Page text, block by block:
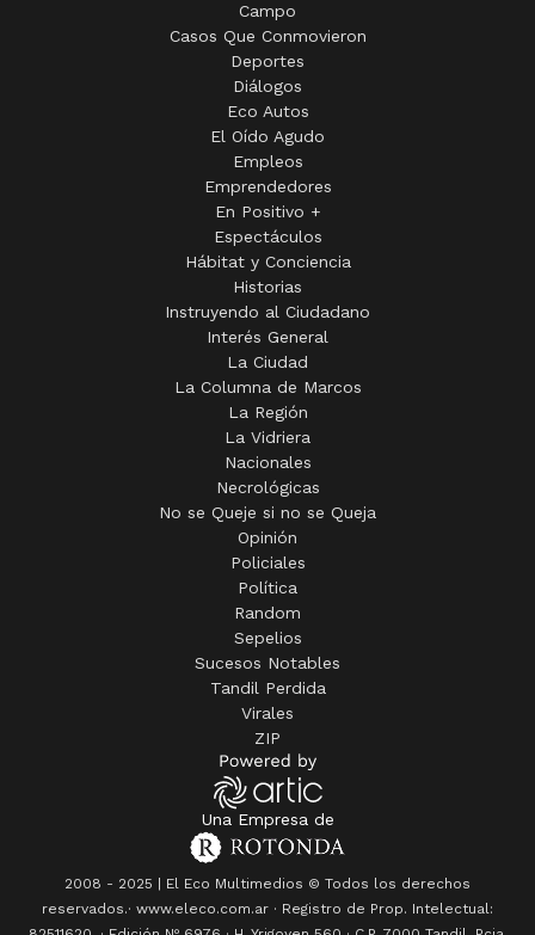
Campo
Casos Que Conmovieron
Deportes
Diálogos
Eco Autos
El Oído Agudo
Empleos
Emprendedores
En Positivo +
Espectáculos
Hábitat y Conciencia
Historias
Instruyendo al Ciudadano
Interés General
La Ciudad
La Columna de Marcos
La Región
La Vidriera
Nacionales
Necrológicas
No se Queje si no se Queja
Opinión
Policiales
Política
Random
Sepelios
Sucesos Notables
Tandil Perdida
Virales
ZIP
Una Empresa de
2008 - 2025 | El Eco Multimedios © Todos los derechos
reservados.· www.eleco.com.ar · Registro de Prop. Intelectual: